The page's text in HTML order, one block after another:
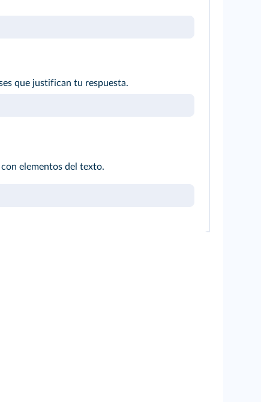
que justifican tu respuesta.
elementos del texto.